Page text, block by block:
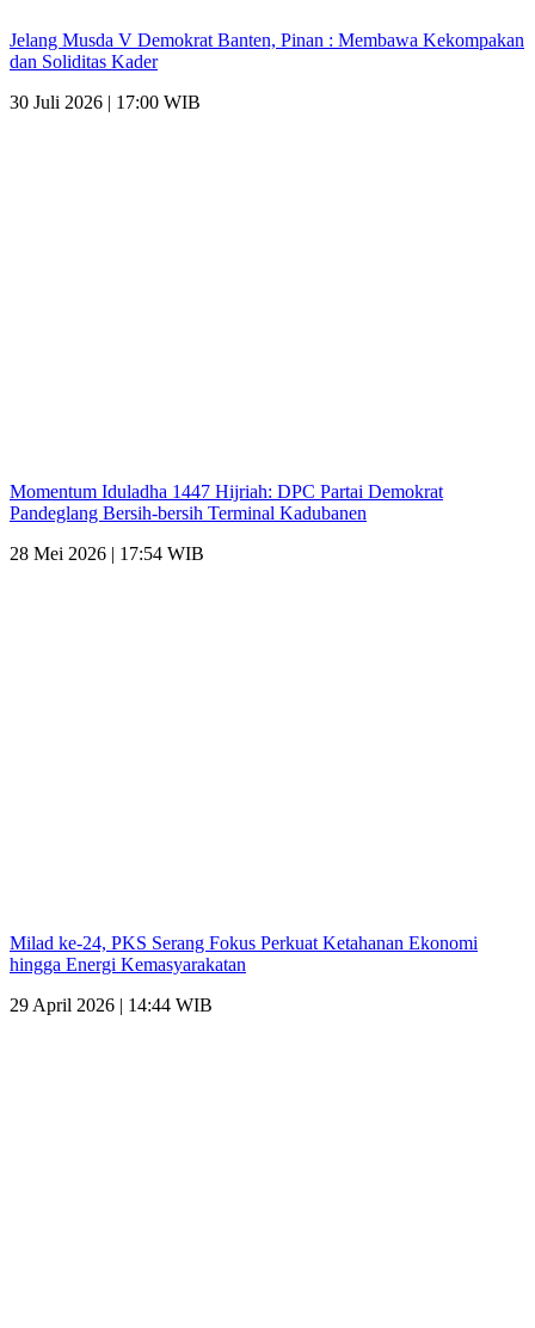
Jelang Musda V Demokrat Banten, Pinan : Membawa Kekompakan
dan Soliditas Kader
30 Juli 2026 | 17:00 WIB
Momentum Iduladha 1447 Hijriah: DPC Partai Demokrat
Pandeglang Bersih-bersih Terminal Kadubanen
28 Mei 2026 | 17:54 WIB
Milad ke-24, PKS Serang Fokus Perkuat Ketahanan Ekonomi
hingga Energi Kemasyarakatan
29 April 2026 | 14:44 WIB